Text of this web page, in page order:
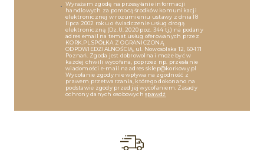
Wyrażam zgodę na przesyłanie informacji
handlowych za pomocą środków komunikacji
elektronicznej w rozumieniu ustawy z dnia 18
lipca 2002 roku o świadczenie usług drogą
elektroniczną (Dz.U. 2020 poz. 344 tj.) na podany
adres email na temat usług oferowanych przez
KORK.PL SPÓŁKA Z OGRANICZONĄ
ODPOWIEDZIALNOŚCIĄ, ul. Nowosolska 12, 60-171
Poznań. Zgoda jest dobrowolna i może być w
każdej chwili wycofana, poprzez np. przesłanie
wiadomości e-mail na adres sklep@korkowy.pl
Wycofanie zgody nie wpływa na zgodność z
prawem przetwarzania, którego dokonano na
podstawie zgody przed jej wycofaniem. Zasady
ochrony danych osobowychspawdź